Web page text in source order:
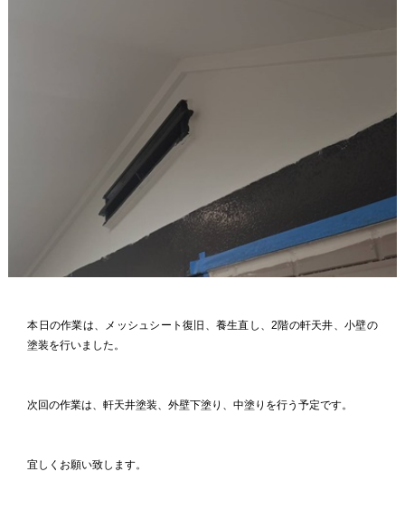
本日の作業は、メッシュシート復旧、養生直し、2階の軒天井、小壁の
塗装を行いました。
次回の作業は、軒天井塗装、外壁下塗り、中塗りを行う予定です。
宜しくお願い致します。